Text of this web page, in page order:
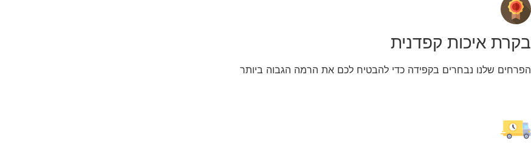
בקרת איכות קפדנית
הפרחים שלנו נבחרים בקפידה כדי להבטיח לכם את הרמה הגבוה ביותר